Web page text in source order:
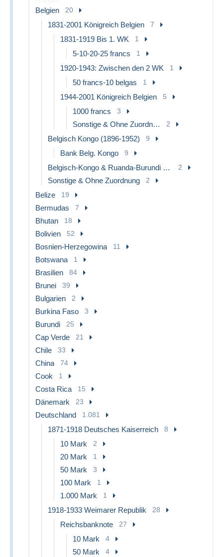
Belgien 20
1831-2001 Königreich Belgien 7
1831-1919 Bis 1. WK 1
5-10-20-25 francs 1
1920-1943: Zwischen den 2 WK 1
50 francs-10 belgas 1
1944-2001 Königreich Belgien 5
1000 francs 3
Sonstige & Ohne Zuordnung 2
Belgisch Kongo (1896-1952) 9
Bank Belg. Kongo 9
Belgisch-Kongo & Ruanda-Burundi (1952-1960) 2
Sonstige & Ohne Zuordnung 2
Belize 19
Bermudas 7
Bhutan 18
Bolivien 52
Bosnien-Herzegowina 11
Botswana 1
Brasilien 84
Brunei 39
Bulgarien 2
Burkina Faso 3
Burundi 25
Cap Verde 21
Chile 33
China 74
Cook 1
Costa Rica 15
Dänemark 23
Deutschland 1.081
1871-1918 Deutsches Kaiserreich 8
10 Mark 2
20 Mark 1
50 Mark 3
100 Mark 1
1.000 Mark 1
1918-1933 Weimarer Republik 28
Reichsbanknote 27
10 Mark 4
50 Mark 4